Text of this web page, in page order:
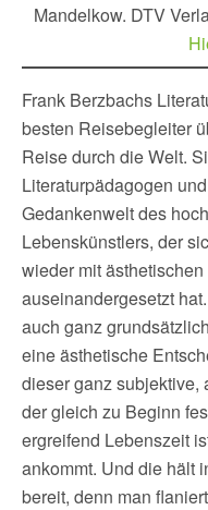
Mandelkow. DTV
Frank Berzbachs
besten Reisebegleiter
Reise durch die Welt.
Literaturpädagogen
Gedankenwelt des
Lebenskünstlers, der
wieder mit
auseinandergesetzt
auch ganz
eine ästhetische
dieser ganz subjektive,
der gleich zu Beginn
ergreifend Lebenszeit
ankommt. Und die hält
bereit, denn man